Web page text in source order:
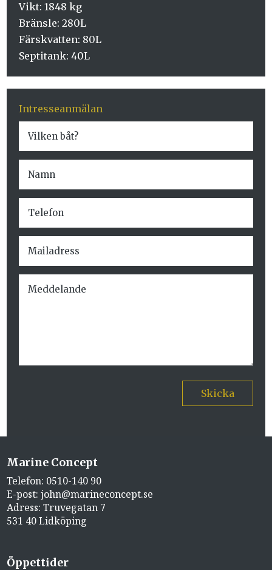
Vikt: 1848 kg
Bränsle: 280L
Färskvatten: 80L
Septitank: 40L
Intresseanmälan
Skicka
Marine Concept
Telefon: 0510-140 90
E-post:john@marineconcept.se
Adress: Truvegatan 7
531 40 Lidköping
Öppettider